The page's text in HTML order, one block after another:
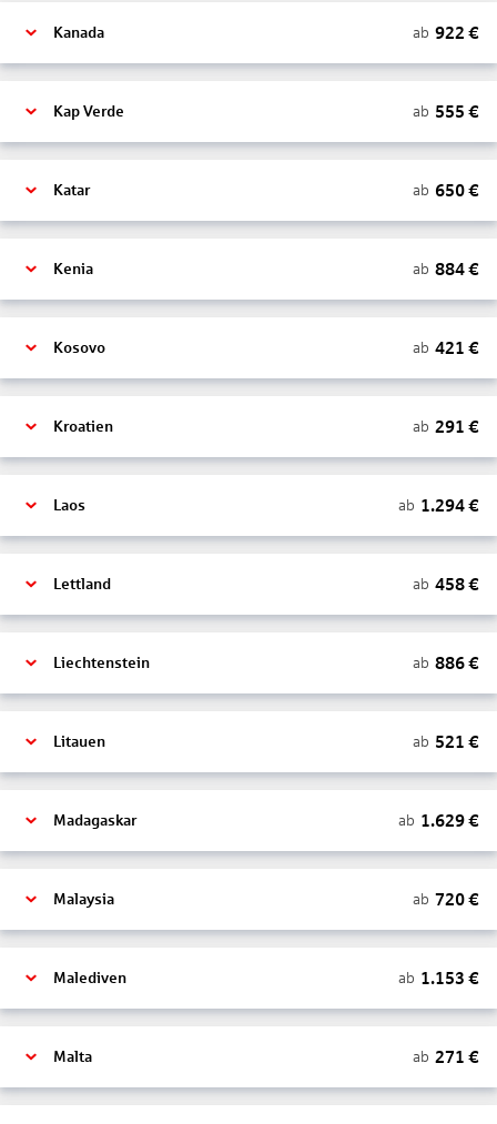
Kanada ab 922 €
Kap Verde ab 555 €
Katar ab 650€
Kenia ab 884€
Kosovo ab 421 €
Kroatien ab 291 €
Laos ab 1.294€
Lettland ab 458€
Liechtenstein ab 886€
Litauen ab 521 €
Madagaskar ab 1.629€
Malaysia ab 720€
Malediven ab 1.153 €
Malta ab 271 €